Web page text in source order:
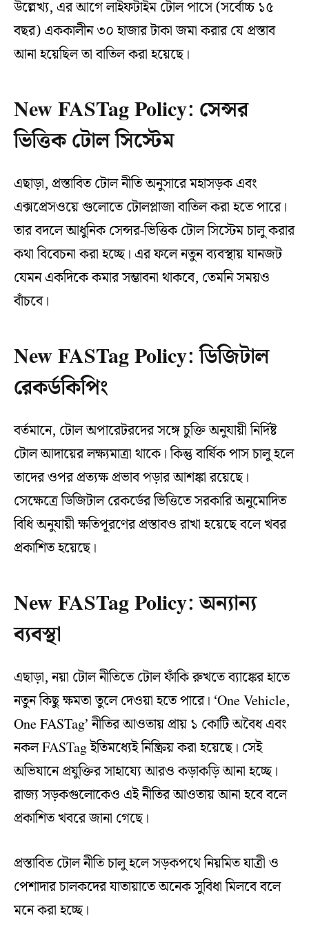
উল্লেখ্য, এর আগে লাইফটাইম টোল পাসে (সর্বোচ্চ ১৫
বছর) এককালীন ৩০ হাজার টাকা জমা করার যে প্রস্তাব
আনা হয়েছিল তা বাতিল করা হয়েছে।
New FASTag Policy: সেন্সর
ভিত্তিক টোল সিস্টেম
এছাড়া, প্রস্তাবিত টোল নীতি অনুসারে মহাসড়ক এবং
এক্সপ্রেসওয়ে গুলোতে টোলপ্লাজা বাতিল করা হতে পারে।
তার বদলে আধুনিক সেন্সর-ভিত্তিক টোল সিস্টেম চালু করার
কথা বিবেচনা করা হচ্ছে। এর ফলে নতুন ব্যবস্থায় যানজট
যেমন একদিকে কমার সম্ভাবনা থাকবে, তেমনি সময়ও
বাঁচবে।
New FASTag Policy: ডিজিটাল
রেকর্ডকিপিং
বর্তমানে, টোল অপারেটরদের সঙ্গে চুক্তি অনুযায়ী নির্দিষ্ট
টোল আদায়ের লক্ষ্যমাত্রা থাকে। কিন্তু বার্ষিক পাস চালু হলে
তাদের ওপর প্রত্যক্ষ প্রভাব পড়ার আশঙ্কা রয়েছে।
সেক্ষেত্রে ডিজিটাল রেকর্ডের ভিত্তিতে সরকারি অনুমোদিত
বিধি অনুযায়ী ক্ষতিপূরণের প্রস্তাবও রাখা হয়েছে বলে খবর
প্রকাশিত হয়েছে।
New FASTag Policy: অন্যান্য
ব্যবস্থা
এছাড়া, নয়া টোল নীতিতে টোল ফাঁকি রুখতে ব্যাঙ্কের হাতে
নতুন কিছু ক্ষমতা তুলে দেওয়া হতে পারে। ‘One Vehicle,
One FASTag’ নীতির আওতায় প্রায় ১ কোটি অবৈধ এবং
নকল FASTag ইতিমধ্যেই নিষ্ক্রিয় করা হয়েছে। সেই
অভিযানে প্রযুক্তির সাহায্যে আরও কড়াকড়ি আনা হচ্ছে।
রাজ্য সড়কগুলোকেও এই নীতির আওতায় আনা হবে বলে
প্রকাশিত খবরে জানা গেছে।
প্রস্তাবিত টোল নীতি চালু হলে সড়কপথে নিয়মিত যাত্রী ও
পেশাদার চালকদের যাতায়াতে অনেক সুবিধা মিলবে বলে
মনে করা হচ্ছে।